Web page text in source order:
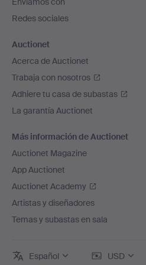
página
Redes sociales
Auctionet
Acerca de Auctionet
Trabaja con nosotros
Adhiere tu casa de subastas
La garantía Auctionet
Más información de Auctionet
Auctionet Magazine
App Auctionet
Auctionet Academy
Artistas y diseñadores
Temas y subastas en sala
Español USD